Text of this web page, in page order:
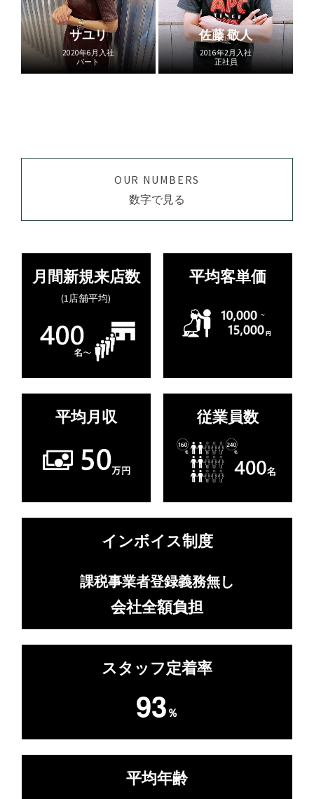
サユリ
2020年6月入社
パート
佐藤 敬人
2016年2月入社
正社員
OUR NUMBERS
数字で見る
月間新規来店数
(1店舗平均)
平均客単価
平均月収 従業員数
インボイス制度
課税事業者登録義務無し
会社全額負担
スタッフ定着率
93％
平均年齢